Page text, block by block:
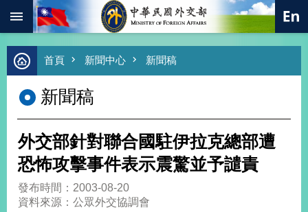
跳到主要內容區塊
進
階
尋
熱
字
總
合
首頁 新聞中心 新聞稿
新聞稿
外交部針對聯合國駐伊拉克總部遭
恐怖攻擊事件表示震驚並予譴責
發布時間：2003-08-20
資料來源：公眾外交協調會